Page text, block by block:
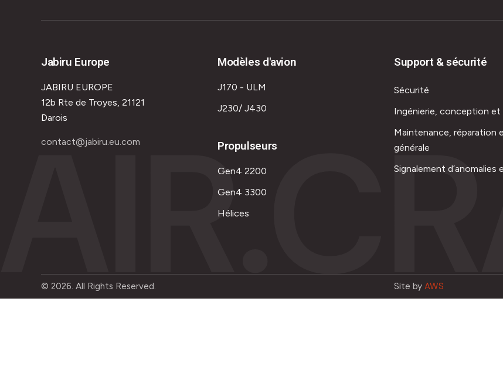
Jabiru Europe
JABIRU EUROPE
12b Rte de Troyes, 21121
Darois
contact@jabiru.eu.com
Modèles d'avion
J170 - ULM
J230/ J430
Propulseurs
Gen4 2200
Gen4 3300
Hélices
Support & sécurité
Sécurité
Ingénierie, conception et
Maintenance, réparation
générale
Signalement d’anomalies
© 2026. All Rights Reserved. Site by AWS